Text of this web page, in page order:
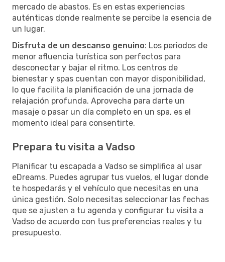
mercado de abastos. Es en estas experiencias
auténticas donde realmente se percibe la esencia de
un lugar.
Disfruta de un descanso genuino: Los periodos de
menor afluencia turística son perfectos para
desconectar y bajar el ritmo. Los centros de
bienestar y spas cuentan con mayor disponibilidad,
lo que facilita la planificación de una jornada de
relajación profunda. Aprovecha para darte un
masaje o pasar un día completo en un spa, es el
momento ideal para consentirte.
Prepara tu visita a Vadso
Planificar tu escapada a Vadso se simplifica al usar
eDreams. Puedes agrupar tus vuelos, el lugar donde
te hospedarás y el vehículo que necesitas en una
única gestión. Solo necesitas seleccionar las fechas
que se ajusten a tu agenda y configurar tu visita a
Vadso de acuerdo con tus preferencias reales y tu
presupuesto.